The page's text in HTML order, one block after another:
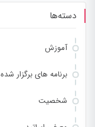
دسته‌ها
آموزش
برنامه های برگزار شده
شخصیت